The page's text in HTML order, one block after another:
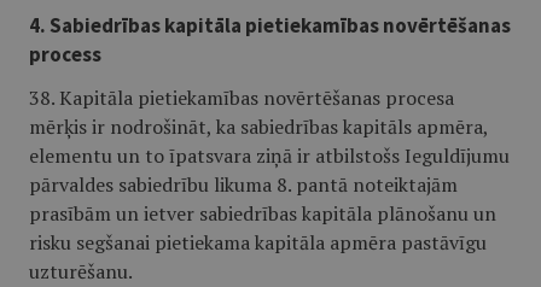
4. Sabiedrības kapitāla pietiekamības novērtēšanas
process
38. Kapitāla pietiekamības novērtēšanas procesa
mērķis ir nodrošināt, ka sabiedrības kapitāls apmēra,
elementu un to īpatsvara ziņā ir atbilstošs Ieguldījumu
pārvaldes sabiedrību likuma 8. pantā noteiktajām
prasībām un ietver sabiedrības kapitāla plānošanu un
risku segšanai pietiekama kapitāla apmēra pastāvīgu
uzturēšanu.